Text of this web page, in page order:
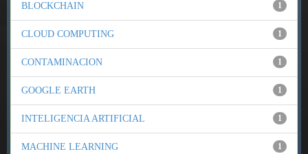
1
BLOCKCHAIN
1
CLOUD COMPUTING
1
CONTAMINACION
1
GOOGLE EARTH
1
INTELIGENCIA ARTIFICIAL
1
MACHINE LEARNING